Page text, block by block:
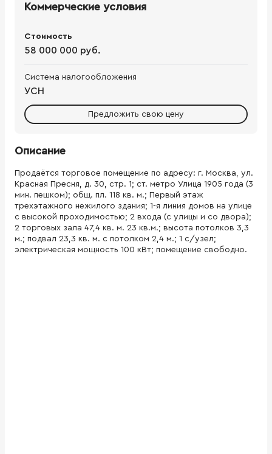
Коммерческие условия
Стоимость
58 000 000 руб.
Система налогообложения
УСН
Предложить свою цену
Описание
Продаётся торговое помещение по адресу: г. Москва, ул.
Красная Пресня, д. 30, стр. 1; ст. метро Улица 1905 года (3
мин. пешком); общ. пл. 118 кв. м.; Первый этаж
трехэтажного нежилого здания; 1-я линия домов на улице
с высокой проходимостью; 2 входа (с улицы и со двора);
2 торговых зала 47,4 кв. м. 23 кв.м.; высота потолков 3,3
м.; подвал 23,3 кв. м. с потолком 2,4 м.; 1 с/узел;
электрическая мощность 100 кВт; помещение свободно.